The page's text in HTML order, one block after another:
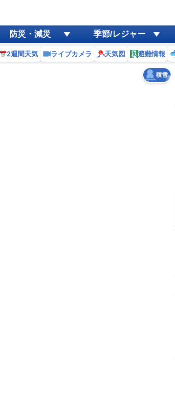
防災・減災 季節/レジャー
2週間天気 ライブカメラ 天気図 避難情報
積雪
黄砂
天気 台風